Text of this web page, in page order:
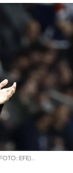
EFE)..